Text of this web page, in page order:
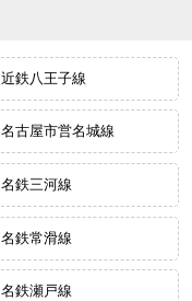
近鉄八王子線
名古屋市営名城線
名鉄三河線
名鉄常滑線
名鉄瀬戸線